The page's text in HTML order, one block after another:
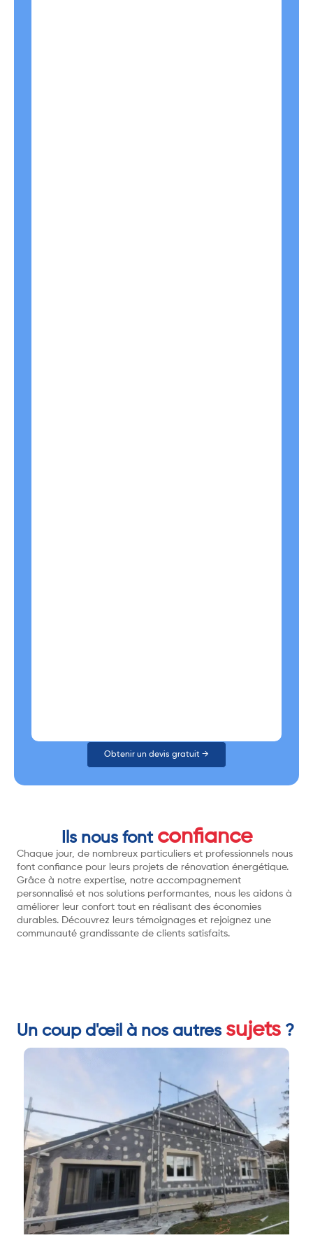
Obtenir un devis gratuit →
Ils nous font confiance
Chaque jour, de nombreux particuliers et professionnels nous
font confiance pour leurs projets de rénovation énergétique.
Grâce à notre expertise, notre accompagnement
personnalisé et nos solutions performantes, nous les aidons à
améliorer leur confort tout en réalisant des économies
durables. Découvrez leurs témoignages et rejoignez une
communauté grandissante de clients satisfaits.
Un coup d'œil à nos autres sujets ?